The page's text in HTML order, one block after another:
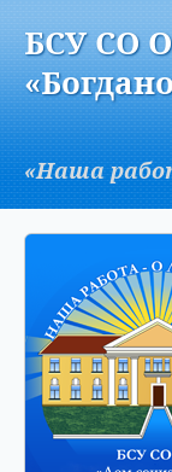
AБСУ СО
«Наша